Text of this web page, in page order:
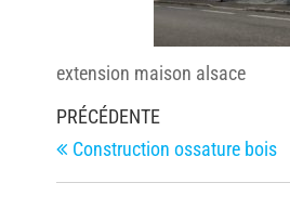
extension maison alsace
Navigation
de
l’article
Article
précédent
PRÉCÉDENTE
Construction ossature bois